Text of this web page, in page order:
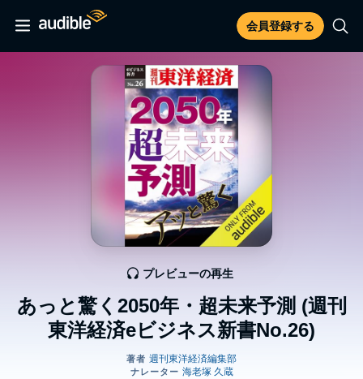
会員登録する
あっと驚く2050年・超未来予測 (週刊
東洋経済eビジネス新書No.26)
プレビューの再生